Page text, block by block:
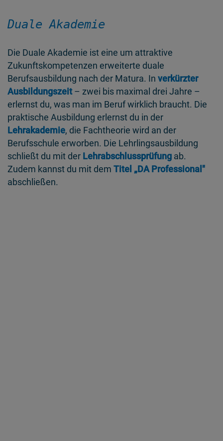
Duale Akademie
Die Duale Akademie ist eine um attraktive
Zukunftskompetenzen erweiterte duale
Berufsausbildung nach der Matura. In verkürzter
Ausbildungszeit– zwei bis maximal drei Jahre –
erlernst du, was man im Beruf wirklich braucht. Die
praktische Ausbildung erlernst du in der
Lehrakademie, die Fachtheorie wird an der
Berufsschule erworben. Die Lehrlingsausbildung
schließt du mit der Lehrabschlussprüfung ab.
Zudem kannst du mit dem Titel „DA Professional"
abschließen.